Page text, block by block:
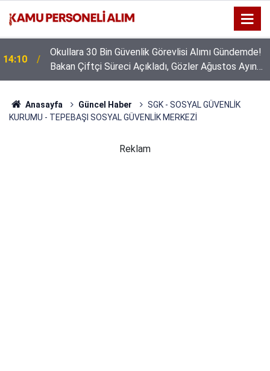
14:10
Okullara 30 Bin Güvenlik Görevlisi Alımı Gündemde!
Bakan Çiftçi Süreci Açıkladı, Gözler Ağustos Ayına
Çevrildi
Anasayfa Güncel Haber
SGK - SOSYAL GÜVENLİK
KURUMU - TEPEBAŞI SOSYAL GÜVENLİK MERKEZİ
Reklam